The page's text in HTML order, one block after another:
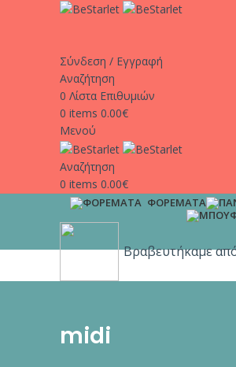
Σύνδεση / Εγγραφή
Αναζήτηση
0 Λίστα Επιθυμιών
0 items 0.00€
Μενού
Αναζήτηση
0 items 0.00€
ΦΟΡΈΜΑΤΑ
Βραβευτήκαμε
midi